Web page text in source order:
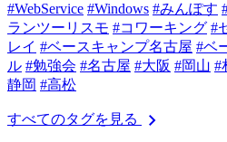
#WebService #Windows #みんぽす
ランツーリスモ #コワーキング #
レイ #ベースキャンプ名古屋 #ベ
ル #勉強会 #名古屋 #大阪 #岡山 #
静岡 #高松
すべてのタグを見る chevron_right